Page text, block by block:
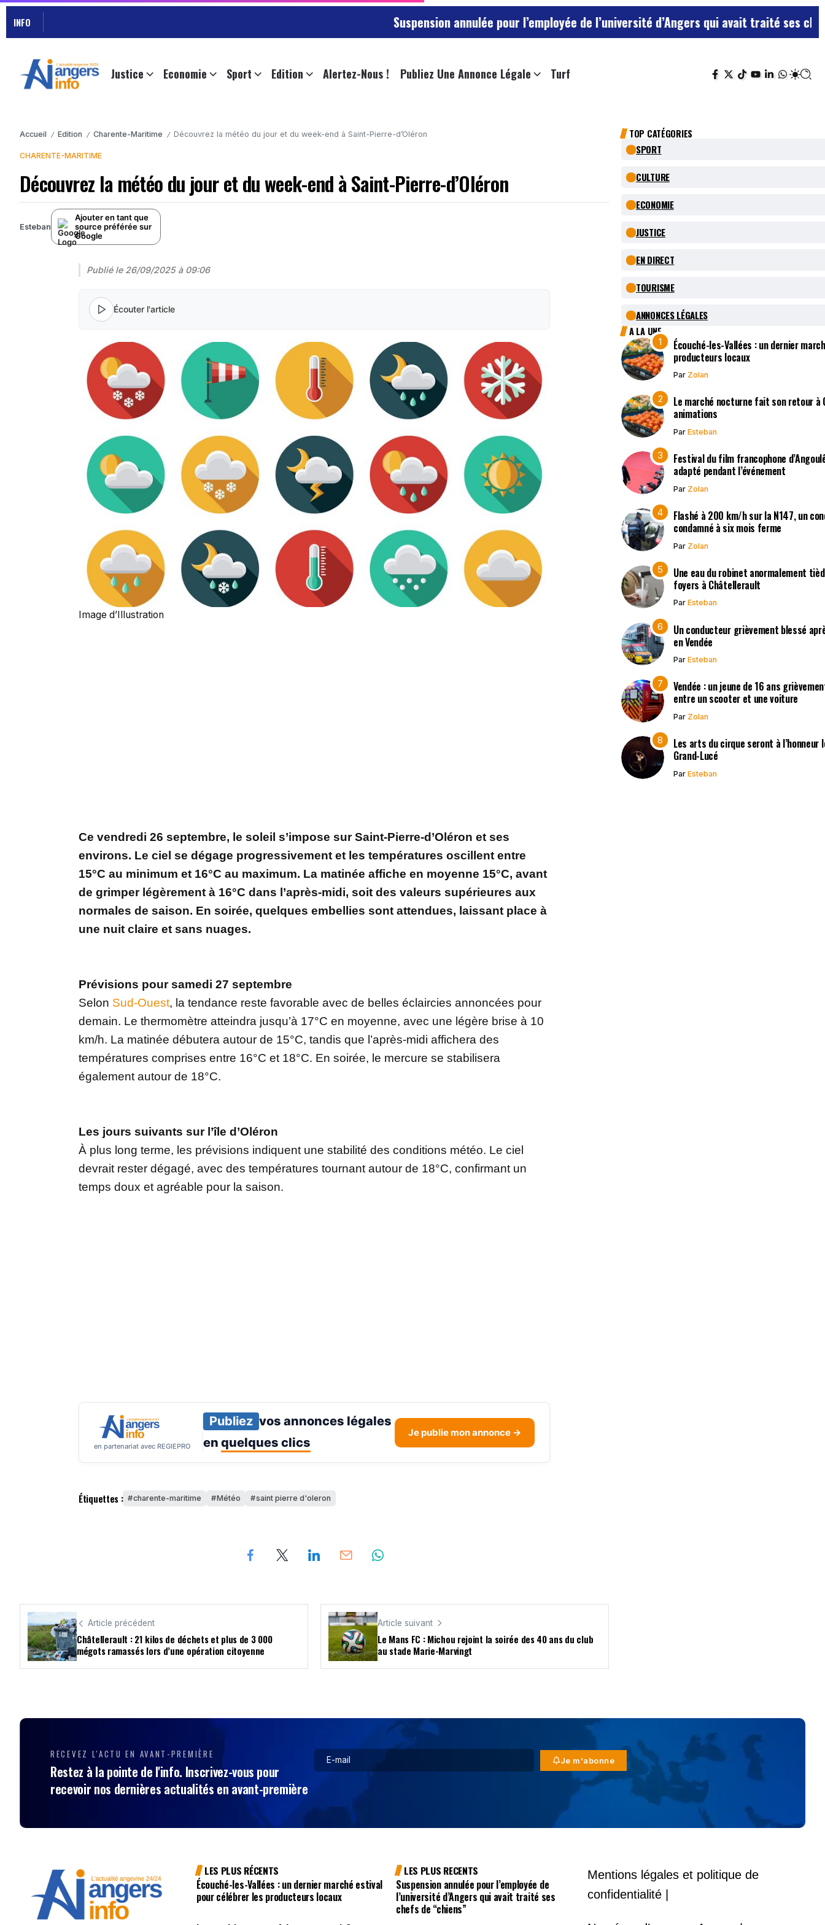
INFO Suspension annulée pour l’employée de l’université d’Angers qui avait traité ses chefs de
Justice Economie Sport Edition Alertez-Nous ! Publiez Une Annonce Légale Turf
Accueil / Edition / Charente-Maritime / Découvrez la météo du jour et du week-end à Saint-Pierre-d’Oléron
CHARENTE-MARITIME
Découvrez la météo du jour et du week-end à Saint-Pierre-d’Oléron
Esteban
Ajouter en tant que
source préférée sur
Google
Publié le 26/09/2025 à 09:06
Écouter l'article
Image d’Illustration
Ce vendredi 26 septembre, le soleil s’impose sur Saint-Pierre-d’Oléron et ses
environs. Le ciel se dégage progressivement et les températures oscillent entre
15°C au minimum et 16°C au maximum. La matinée affiche en moyenne 15°C, avant
de grimper légèrement à 16°C dans l’après-midi, soit des valeurs supérieures aux
normales de saison. En soirée, quelques embellies sont attendues, laissant place à
une nuit claire et sans nuages.
Prévisions pour samedi 27 septembre
Selon Sud-Ouest, la tendance reste favorable avec de belles éclaircies annoncées pour
demain. Le thermomètre atteindra jusqu’à 17°C en moyenne, avec une légère brise à 10
km/h. La matinée débutera autour de 15°C, tandis que l’après-midi affichera des
températures comprises entre 16°C et 18°C. En soirée, le mercure se stabilisera
également autour de 18°C.
Les jours suivants sur l’île d’Oléron
À plus long terme, les prévisions indiquent une stabilité des conditions météo. Le ciel
devrait rester dégagé, avec des températures tournant autour de 18°C, confirmant un
temps doux et agréable pour la saison.
en partenariat avec REGIEPRO
Publiez vos annonces légales
en quelques clics
Je publie mon annonce →
Étiquettes : charente-maritime Météo saint pierre d'oleron
Article précédent
Châtellerault : 21 kilos de déchets et plus de 3 000
mégots ramassés lors d’une opération citoyenne
Article suivant
Le Mans FC : Michou rejoint la soirée des 40 ans du club
au stade Marie-Marvingt
TOP CATÉGORIES
SPORT
CULTURE
ECONOMIE
JUSTICE
EN DIRECT
TOURISME
ANNONCES LÉGALES
A LA UNE
Écouché-les-Vallées : un dernier
producteurs locaux
Par Zolan
Le marché nocturne fait son retour à
animations
Par Esteban
Festival du film francophone
adapté pendant l’événement
Par Zolan
Flashé à 200 km/h sur la N147, un
condamné à six mois ferme
Par Zolan
Une eau du robinet anormalement
foyers à Châtellerault
Par Esteban
Un conducteur grièvement blessé
en Vendée
Par Esteban
Vendée : un jeune de 16 ans
entre un scooter et une voiture
Par Zolan
Les arts du cirque seront à l’honneur
Grand-Lucé
Par Esteban
RECEVEZ L'ACTU EN AVANT-PREMIÈRE
Restez à la pointe de l'info. Inscrivez-vous pour
recevoir nos dernières actualités en avant-première
Je m'abonne
LES PLUS RÉCENTS
Écouché-les-Vallées : un dernier marché estival
pour célébrer les producteurs locaux
LES PLUS RECENTS
Suspension annulée pour l’employée de
l’université d’Angers qui avait traité ses
chefs de “chiens”
Mentions légales et politique de
confidentialité |